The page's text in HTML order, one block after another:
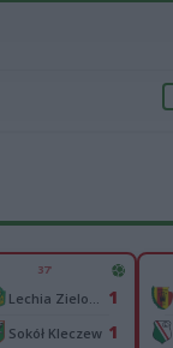
37'
1
Sokół Kleczew 1